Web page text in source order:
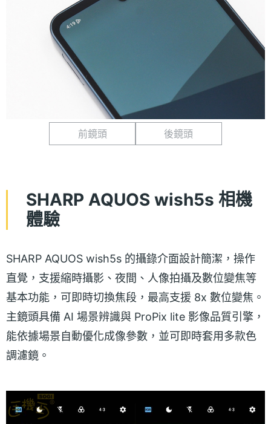
前鏡頭 後鏡頭
SHARP AQUOS wish5s 相機
體驗
SHARP AQUOS wish5s 的攝錄介面設計簡潔，操作
直覺，支援縮時攝影、夜間、人像拍攝及數位變焦等
基本功能，可即時切換焦段，最高支援 8x 數位變焦。
主鏡頭具備 AI 場景辨識與 ProPix lite 影像品質引擎，
能依據場景自動優化成像參數，並可即時套用多款色
調濾鏡。